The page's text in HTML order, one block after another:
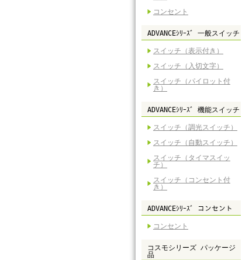
コンセント
ADVANCEｼﾘｰｽﾞ 一般スイッチ
スイッチ（表示付き）
スイッチ（入切文字）
スイッチ（パイロット付
き）
ADVANCEｼﾘｰｽﾞ 機能スイッチ
スイッチ（調光スイッチ）
スイッチ（自動スイッチ）
スイッチ（タイマスイッ
チ）
スイッチ（コンセント付
き）
ADVANCEｼﾘｰｽﾞ コンセント
コンセント
コスモシリーズ パッケージ
品